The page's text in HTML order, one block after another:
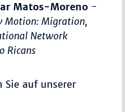
Matos-Moreno -
Motion: Migration,
Network
Ricans
auf unserer